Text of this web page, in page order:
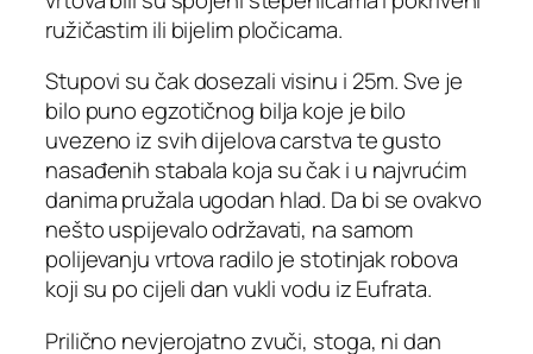
ružičastim ili bijelim pločicama.
Stupovi su čak dosezali visinu i 25m. Sve je
bilo puno egzotičnog bilja koje je bilo
uvezeno iz svih dijelova carstva te gusto
nasađenih stabala koja su čak i u najvrućim
danima pružala ugodan hlad. Da bi se ovakvo
nešto uspijevalo održavati, na samom
polijevanju vrtova radilo je stotinjak robova
koji su po cijeli dan vukli vodu iz Eufrata.
Prilično nevjerojatno zvuči, stoga, ni dan